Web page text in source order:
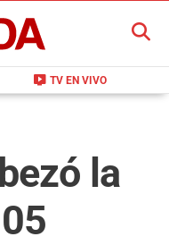
live_tv TV EN VIVO
BUSCAR
la